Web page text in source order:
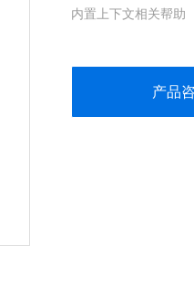
内置上下文相关帮助
体积小，重量轻：
产品